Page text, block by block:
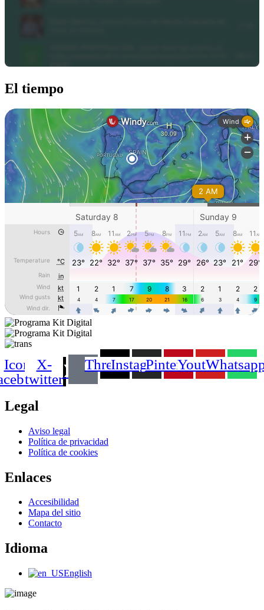
El tiempo
Icon-
X-
twitter
ThreadsInstagramPinterestYoutube
Legal
Main
Menu
Aviso legal
Política de privacidad
Política de cookies
Enlaces
Main
Menu
Accesibilidad
Mapa del sitio
Contacto
Idioma
Main
English